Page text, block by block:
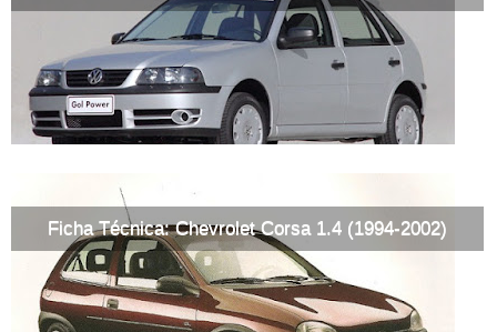
Ficha Técnica: Chevrolet Corsa 1.4 (1994-2002)